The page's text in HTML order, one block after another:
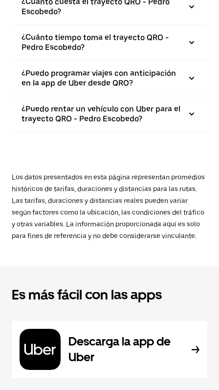
Escobedo?
¿Cuánto tiempo toma el trayecto QRO -
Pedro Escobedo?
¿Puedo programar viajes con anticipación
en la app de Uber desde QRO?
¿Puedo rentar un vehículo con Uber para el
trayecto QRO - Pedro Escobedo?
Los datos presentados en esta página representan promedios
históricos de tarifas, duraciones y distancias para las rutas.
Las tarifas, duraciones y distancias reales pueden variar
según factores como la ubicación, las condiciones del tráfico
y otras variables. La información proporcionada aquí es solo
para fines de referencia y no debe considerarse vinculante.
Es más fácil con las apps
Descarga la app de
Uber